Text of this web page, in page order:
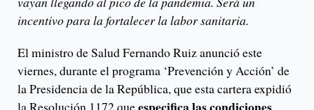
incentivo para la fortalecer la labor sanitaria.
El ministro de Salud Fernando Ruiz anunció este
viernes, durante el programa ‘Prevención y Acción’ de
la Presidencia de la República, que esta cartera expidió